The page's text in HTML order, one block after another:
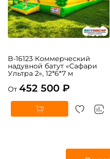
B-16123 Коммерческий
Ультра 2», 12*6*7 м
От 452 500 ₽